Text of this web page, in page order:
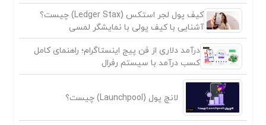
کیف پول لجر استکس (Ledger Stax) چیست؟
آشنایی با کیف پولی با نمایشگر لمسی
درآمد دلاری از فن پیج اینستاگرام؛ راهنمای کامل
کسب درآمد با سیستم رفرال
لانچ پول (Launchpool) چیست؟